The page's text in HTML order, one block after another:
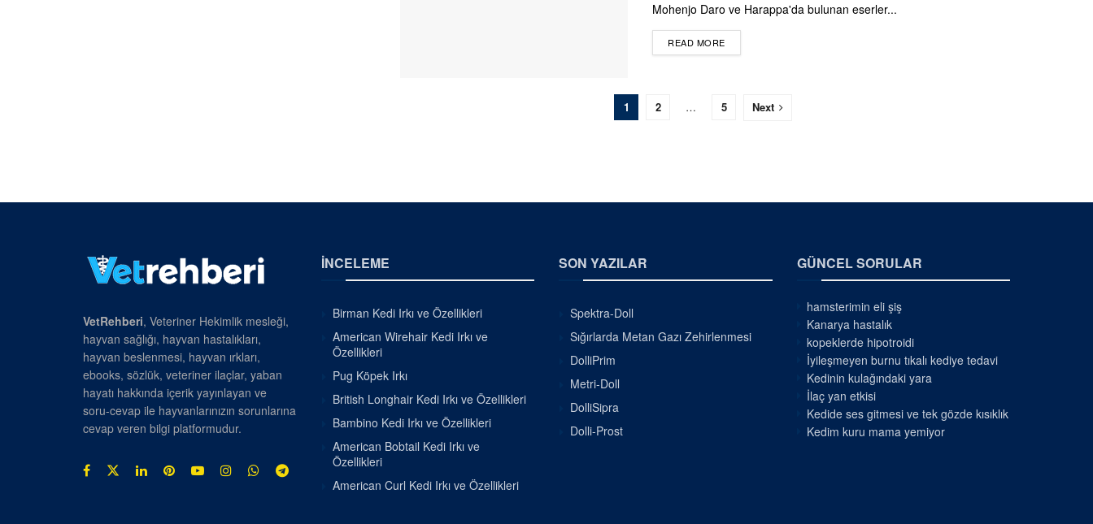
Mohenjo Daro ve Harappa'da bulunan eserler...
READ MOREDETAILS
1 2 … 5 Next
VetRehberi, Veteriner Hekimlik mesleği,
hayvan sağlığı, hayvan hastalıkları,
hayvan beslenmesi, hayvan ırkları,
ebooks, sözlük, veteriner ilaçlar, yaban
hayatı hakkında içerik yayınlayan ve
soru-cevap ile hayvanlarınızın sorunlarına
cevap veren bilgi platformudur.
İNCELEME
Birman Kedi Irkı ve Özellikleri
American Wirehair Kedi Irkı ve
Özellikleri
Pug Köpek Irkı
British Longhair Kedi Irkı ve Özellikleri
Bambino Kedi Irkı ve Özellikleri
American Bobtail Kedi Irkı ve
Özellikleri
American Curl Kedi Irkı ve Özellikleri
SON YAZILAR
Spektra-Doll
Sığırlarda Metan Gazı Zehirlenmesi
DolliPrim
Metri-Doll
DolliSipra
Dolli-Prost
GÜNCEL SORULAR
hamsterimin eli şiş
Kanarya hastalık
kopeklerde hipotroidi
İyileşmeyen burnu tıkalı kediye tedavi
Kedinin kulağındaki yara
İlaç yan etkisi
Kedide ses gitmesi ve tek gözde kısıklık
Kedim kuru mama yemiyor